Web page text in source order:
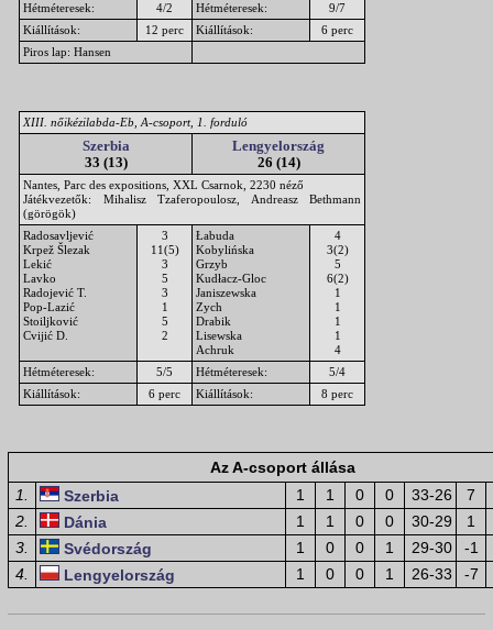
Hétméteresek:
4/2 Hétméteresek:
9/7
Kiállítások:
12 perc Kiállítások:
6 perc
Piros lap: Hansen
XIII. nőikézilabda-Eb, A-csoport, 1. forduló
Szerbia
33 (13)
Lengyelország
26 (14)
Nantes, Parc des expositions, XXL Csarnok, 2230 néző
Játékvezetők: Mihalisz Tzaferopoulosz, Andreasz Bethmann
(görögök)
Radosavljević
Krpež Šlezak
Lekić
Lavko
Radojević T.
Pop-Lazić
Stoiljković
Cvijić D.
3
11(5)
3
5
3
1
5
2
Łabuda
Kobylińska
Grzyb
Kudłacz-Gloc
Janiszewska
Zych
Drabik
Lisewska
Achruk
4
3(2)
5
6(2)
1
1
1
1
4
Hétméteresek:
5/5 Hétméteresek:
5/4
Kiállítások:
6 perc Kiállítások: 8 perc
Az A-csoport állása
1.
Szerbia 1 1 0 0 33-26
7
2.
Dánia 1 1 0 0 30-29
1
3.
Svédország 1 0 0 1 29-30
-1
4.
Lengyelország 1 0 0 1 26-33 -7